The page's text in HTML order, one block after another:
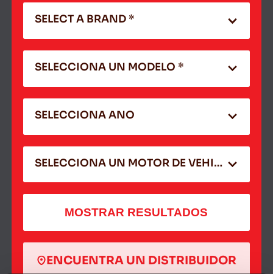
SELECT A BRAND *
SELECCIONA UN MODELO *
SELECCIONA ANO
SELECCIONA UN MOTOR DE VEHICULO
MOSTRAR RESULTADOS
ENCUENTRA UN DISTRIBUIDOR